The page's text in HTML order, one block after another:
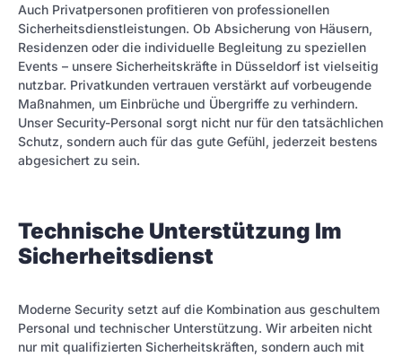
Auch Privatpersonen profitieren von professionellen
Sicherheitsdienstleistungen. Ob Absicherung von Häusern,
Residenzen oder die individuelle Begleitung zu speziellen
Events – unsere Sicherheitskräfte in Düsseldorf ist vielseitig
nutzbar. Privatkunden vertrauen verstärkt auf vorbeugende
Maßnahmen, um Einbrüche und Übergriffe zu verhindern.
Unser Security-Personal sorgt nicht nur für den tatsächlichen
Schutz, sondern auch für das gute Gefühl, jederzeit bestens
abgesichert zu sein.
Technische Unterstützung Im
Sicherheitsdienst
Moderne Security setzt auf die Kombination aus geschultem
Personal und technischer Unterstützung. Wir arbeiten nicht
nur mit qualifizierten Sicherheitskräften, sondern auch mit